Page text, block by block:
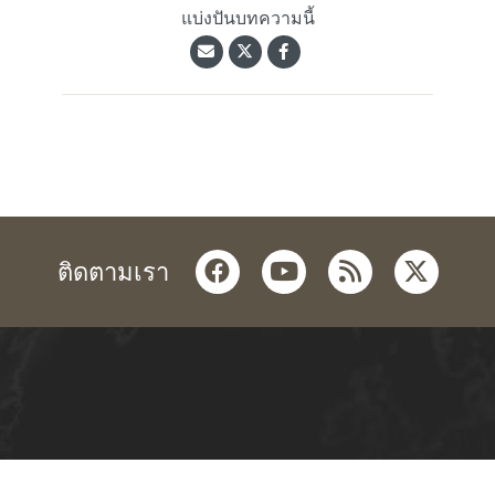
แบ่งปันบทความนี้
ติดตามเรา facebookyoutube
rss twitter